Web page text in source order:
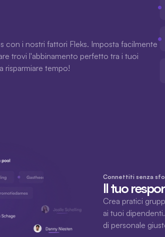
con i nostri fattori Fleks. Imposta facilmente
trovi l'abbinamento perfetto tra i tuoi
risparmiare tempo!
Connettiti senza
Il tuo
Crea pratici
ai tuoi
di personale